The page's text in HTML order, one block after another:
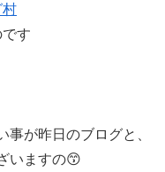
村
す
事が昨日のブログと、
いますの😙